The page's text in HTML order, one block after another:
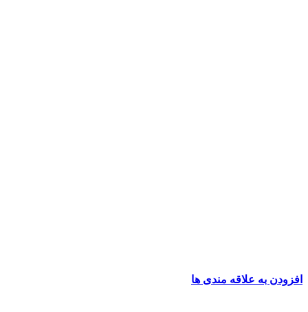
افزودن به علاقه مندی ها